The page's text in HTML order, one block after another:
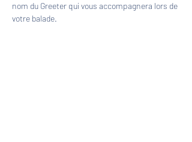
nom du Greeter qui vous accompagnera lors de
votre balade.